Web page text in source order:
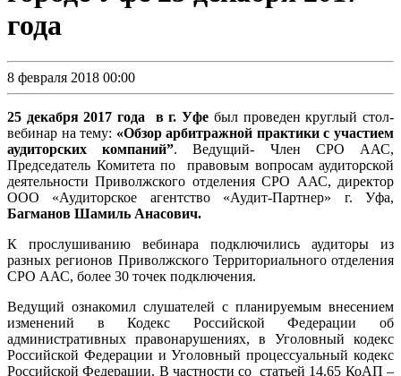
года
8 февраля 2018 00:00
25 декабря 2017 года в г. Уфе был проведен круглый стол-
вебинар на тему: «Обзор арбитражной практики с участием
аудиторских компаний”. Ведущий- Член СРО ААС,
Председатель Комитета по правовым вопросам аудиторской
деятельности Приволжского отделения СРО ААС, директор
ООО «Аудиторское агентство «Аудит-Партнер» г. Уфа,
Багманов Шамиль Анасович.
К прослушиванию вебинара подключились аудиторы из
разных регионов Приволжского Территориального отделения
СРО ААС, более 30 точек подключения.
Ведущий ознакомил слушателей с планируемым внесением
изменений в Кодекс Российской Федерации об
административных правонарушениях, в Уголовный кодекс
Российской Федерации и Уголовный процессуальный кодекс
Российской Федерации. В частности со статьей 14.65 КоАП –